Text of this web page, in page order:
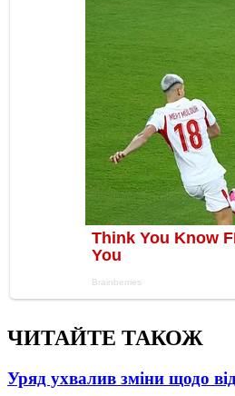
ЧИТАЙТЕ ТАКОЖ
Уряд ухвалив зміни щодо